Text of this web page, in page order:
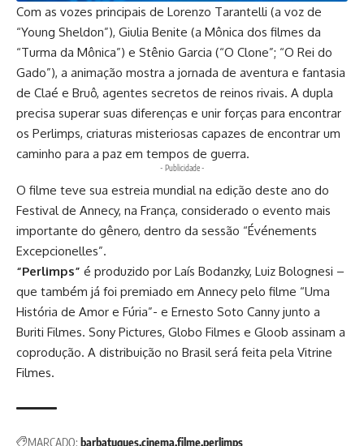
Com as vozes principais de Lorenzo Tarantelli (a voz de
“Young Sheldon”), Giulia Benite (a Mônica dos filmes da
“Turma da Mônica”) e Stênio Garcia (“O Clone”; “O Rei do
Gado”), a animação mostra a jornada de aventura e fantasia
de Claé e Bruô, agentes secretos de reinos rivais. A dupla
precisa superar suas diferenças e unir forças para encontrar
os Perlimps, criaturas misteriosas capazes de encontrar um
caminho para a paz em tempos de guerra.
- Publicidade -
O filme teve sua estreia mundial na edição deste ano do
Festival de Annecy, na França, considerado o evento mais
importante do gênero, dentro da sessão “Événements
Excepcionelles”.
“Perlimps” é produzido por Laís Bodanzky, Luiz Bolognesi –
que também já foi premiado em Annecy pelo filme “Uma
História de Amor e Fúria”- e Ernesto Soto Canny junto a
Buriti Filmes. Sony Pictures, Globo Filmes e Gloob assinam a
coprodução. A distribuição no Brasil será feita pela Vitrine
Filmes.
MARCADO: barbatuquescinema filmeperlimps